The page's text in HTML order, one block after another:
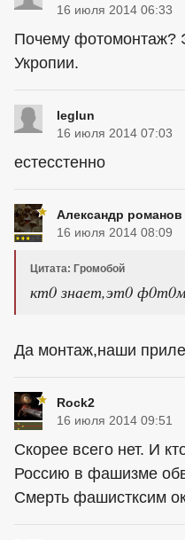
16 июля 2014 06:33
Почему фотомонтаж?
Укропии.
leglun
16 июля 2014 07:03
естесстенно
Александр романов
16 июля 2014 08:09
Цитата: Громобой
кт0 знает,эт0
Да монтаж,наши
Rock2
16 июля 2014 09:51
Скорее всего нет. И
Россию в фашизме
Смерть фашистксим